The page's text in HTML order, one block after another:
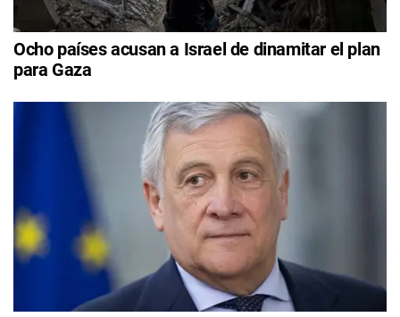
Ocho países acusan a Israel de dinamitar el plan
para Gaza